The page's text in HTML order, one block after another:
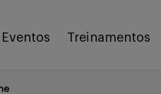
Eventos Treinamentos